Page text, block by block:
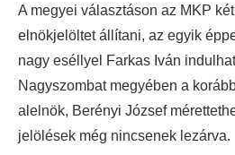
A megyei választáson az MKP
elnökjelöltet állítani, az egyik
nagy eséllyel Farkas Iván
Nagyszombat megyében a
alelnök, Berényi József
jelölések még nincsenek lezárva.